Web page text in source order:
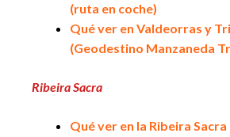
(ruta en coche)
Qué ver en Valdeorras y
(Geodestino Manzaneda
Ribeira Sacra
Qué ver en la Ribeira